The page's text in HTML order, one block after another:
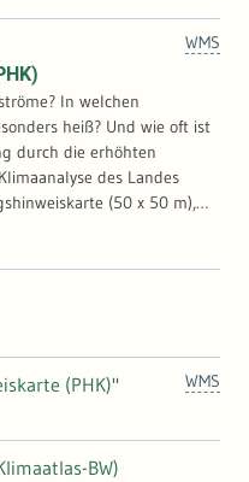
WMS
In welchen
heiß? Und wie oft ist
durch die erhöhten
des Landes
(50 x 50 m),
Ausgleichsräume
flächendeckende
Hinweise für
von Flächen zur
dienen.
WMS
(PHK)"
BW)